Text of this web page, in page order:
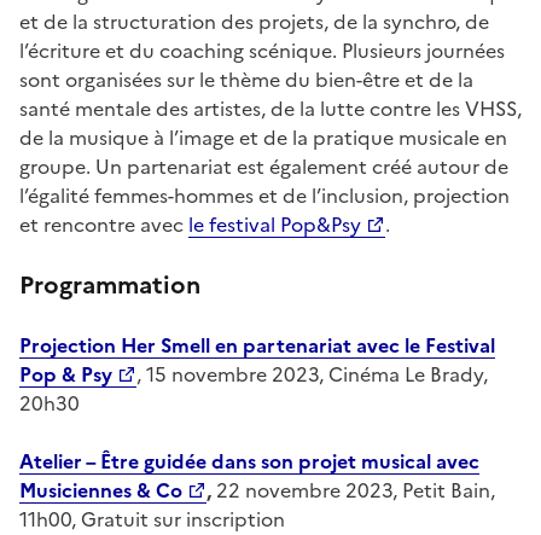
et de la structuration des projets, de la synchro, de
l’écriture et du coaching scénique. Plusieurs journées
sont organisées sur le thème du bien-être et de la
santé mentale des artistes, de la lutte contre les VHSS,
de la musique à l’image et de la pratique musicale en
groupe. Un partenariat est également créé autour de
l’égalité femmes-hommes et de l’inclusion, projection
et rencontre avec le festival Pop&Psy .
Programmation
Projection Her Smellen partenariat avec le Festival
Pop & Psy
, 15 novembre 2023, Cinéma Le Brady,
20h30
Atelier – Être guidée dans son projet musical avec
Musiciennes & Co
, 22 novembre 2023, Petit Bain,
11h00, Gratuit sur inscription